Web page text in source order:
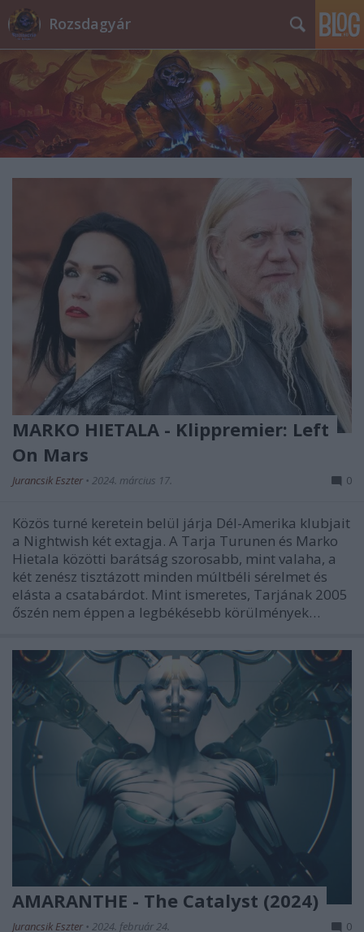
Rozsdagyár
MARKO HIETALA - Klippremier: Left
On Mars
Jurancsik Eszter • 2024. március 17. 0
Közös turné keretein belül járja Dél-Amerika klubjait
a Nightwish két extagja. A Tarja Turunen és Marko
Hietala közötti barátság szorosabb, mint valaha, a
két zenész tisztázott minden múltbéli sérelmet és
elásta a csatabárdot. Mint ismeretes, Tarjának 2005
őszén nem éppen a legbékésebb körülmények…
AMARANTHE - The Catalyst (2024)
Jurancsik Eszter • 2024. február 24. 0